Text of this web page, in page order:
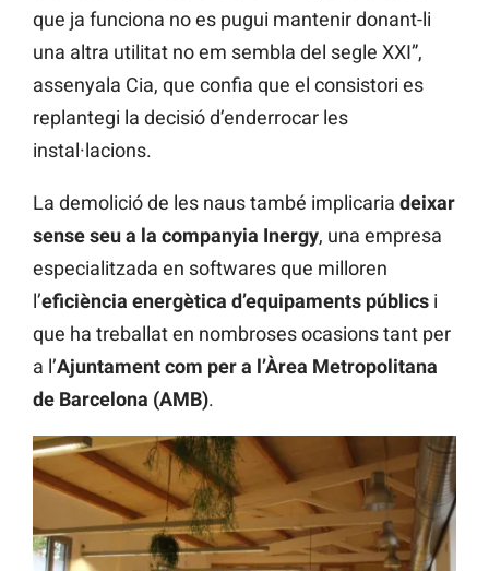
que ja funciona no es pugui mantenir donant-li
una altra utilitat no em sembla del segle XXI”,
assenyala Cia, que confia que el consistori es
replantegi la decisió d’enderrocar les
instal·lacions.
La demolició de les naus també implicaria deixar
sense seu a la companyia Inergy, una empresa
especialitzada en softwares que milloren
l’eficiència energètica d’equipaments públics i
que ha treballat en nombroses ocasions tant per
a l’Ajuntament com per a l’Àrea Metropolitana
de Barcelona (AMB).